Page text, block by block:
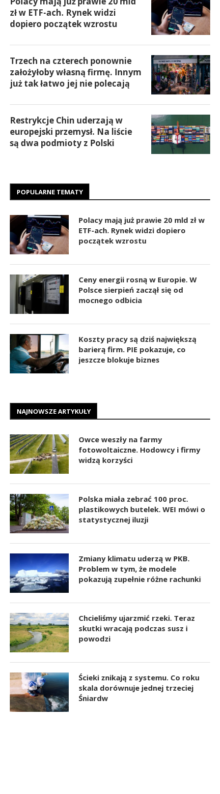
zł w ETF-ach. Rynek widzi
dopiero początek wzrostu
Trzech na czterech ponownie
założyłoby własną firmę. Innym
już tak łatwo jej nie polecają
Restrykcje Chin uderzają w
europejski przemysł. Na liście
są dwa podmioty z Polski
POPULARNE TEMATY
Polacy mają już prawie 20 mld zł w
ETF-ach. Rynek widzi dopiero
początek wzrostu
Ceny energii rosną w Europie. W
Polsce sierpień zaczął się od
mocnego odbicia
Koszty pracy są dziś największą
barierą firm. PIE pokazuje, co
jeszcze blokuje biznes
NAJNOWSZE ARTYKUŁY
Owce weszły na farmy
fotowoltaiczne. Hodowcy i firmy
widzą korzyści
Polska miała zebrać 100 proc.
plastikowych butelek. WEI mówi o
statystycznej iluzji
Zmiany klimatu uderzą w PKB.
Problem w tym, że modele
pokazują zupełnie różne rachunki
Chcieliśmy ujarzmić rzeki. Teraz
skutki wracają podczas susz i
powodzi
Ścieki znikają z systemu. Co roku
skala dorównuje jednej trzeciej
Śniardw